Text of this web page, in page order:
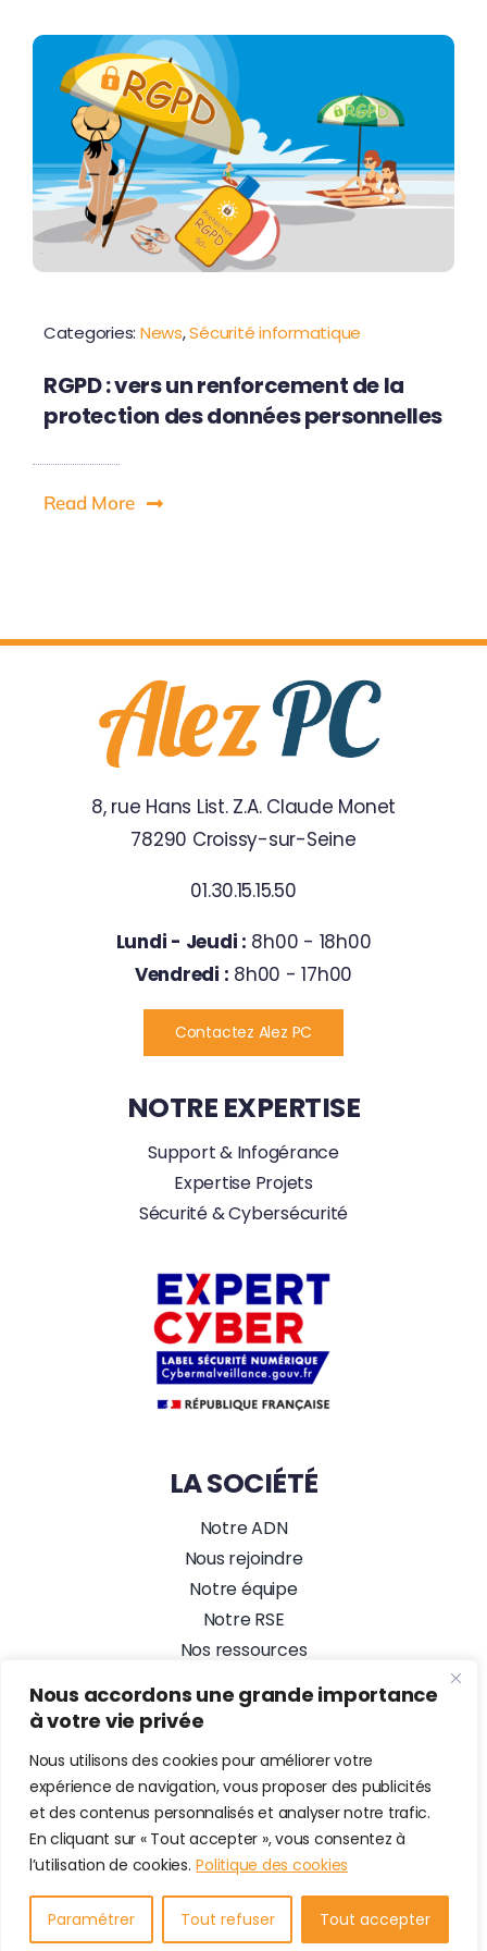
Nous accordons une grande importance
à votre vie privée
Nous utilisons des cookies pour améliorer votre
expérience de navigation, vous proposer des publicités
et des contenus personnalisés et analyser notre trafic.
En cliquant sur « Tout accepter », vous consentez à
l’utilisation de cookies. Politique des cookies
Paramétrer Tout refuser Tout accepter
Contactez-nous
Categories: News,Sécurité informatique
RGPD : vers un renforcement de la
protection des données personnelles
Read More
8, rue Hans List. Z.A. Claude Monet
78290 Croissy-sur-Seine
01.30.15.15.50
Lundi - Jeudi : 8h00 - 18h00
Vendredi : 8h00 - 17h00
Contactez Alez PC
NOTRE EXPERTISE
Support & Infogérance
Expertise Projets
Sécurité & Cybersécurité
LA SOCIÉTÉ
Notre ADN
Nous rejoindre
Notre équipe
Notre RSE
Nos ressources
Alez PC, Agence Web
NOUS SUIVRE
© 2026 • Alez PC Prestataire en maintenance informatique &
Cybersécurité • Tous droits Réservés •
•Site Web développé par Alez PC, Agence Web•Login Rapport
d'Intervention